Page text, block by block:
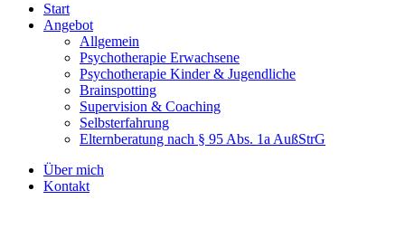
Start
Angebot
Allgemein
Psychotherapie Erwachsene
Psychotherapie Kinder & Jugendliche
Brainspotting
Supervision & Coaching
Selbsterfahrung
Elternberatung nach § 95 Abs. 1a AußStrG
Über mich
Kontakt